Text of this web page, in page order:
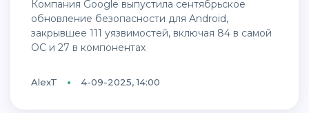
Компания Google выпустила сентябрьское
обновление безопасности для Android,
закрывшее 111 уязвимостей, включая 84 в самой
ОС и 27 в компонентах
AlexT 4-09-2025, 14:00